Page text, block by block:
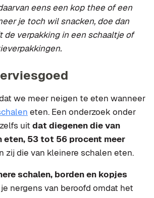
eens een kop thee of een
je toch wil snacken, doe dan
de verpakking in een schaaltje of
we meer neigen te eten wanneer
eten. Een onderzoek onder
uit dat diegenen die van
eten, 53 tot 56 procent meer
zij die van kleinere schalen eten.
schalen, borden en kopjes
nergens van beroofd omdat het